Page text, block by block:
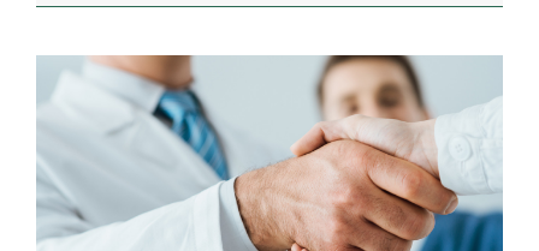
（NIHSS評分降低 ≥ 4分） 數據顯示，LT3001可望對
中風後24小時內之缺血性中風病患提供重大臨床益處
（clinical benefit）